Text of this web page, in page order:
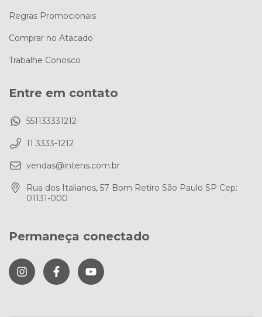
Regras Promocionais
Comprar no Atacado
Trabalhe Conosco
Entre em contato
551133331212
11 3333-1212
vendas@intens.com.br
Rua dos Italianos, 57 Bom Retiro São Paulo SP Cep:
01131-000
Permaneça conectado